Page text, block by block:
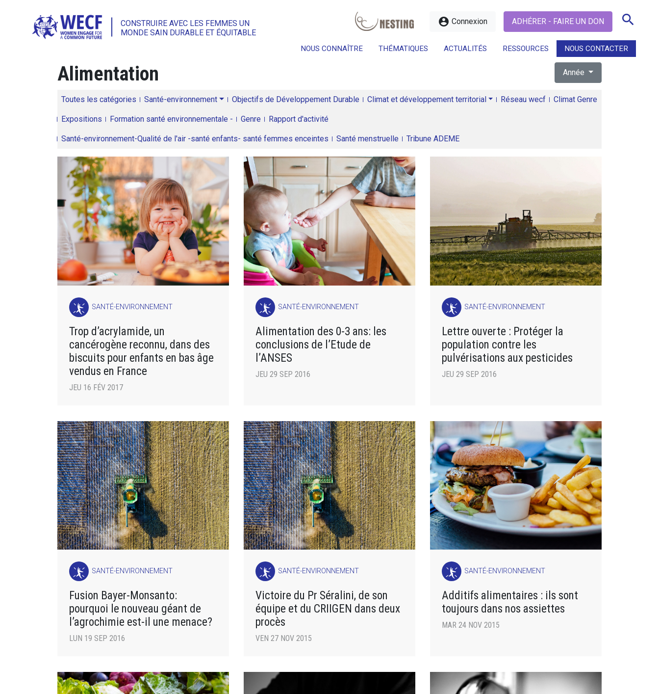
CONSTRUIRE AVEC LES FEMMES UN
MONDE SAIN DURABLE ET ÉQUITABLE
account_circle Connexion ADHÉRER - FAIRE UN DON search
NOUS CONNAÎTRE THÉMATIQUES ACTUALITÉS RESSOURCES NOUS CONTACTER
search
Alimentation Année
Toutes les catégories Santé-environnement Objectifs de Développement Durable Climat et développement territorial Réseau wecf Climat Genre
Expositions Formation santé environnementale - Genre Rapport d'activité
Santé-environnement-Qualité de l'air -santé enfants- santé femmes enceintes Santé menstruelle Tribune ADEME
SANTÉ-ENVIRONNEMENT
Trop d’acrylamide, un
cancérogène reconnu, dans des
biscuits pour enfants en bas âge
vendus en France
JEU 16 FÉV 2017
SANTÉ-ENVIRONNEMENT
Alimentation des 0-3 ans: les
conclusions de l’Etude de
l’ANSES
JEU 29 SEP 2016
SANTÉ-ENVIRONNEMENT
Lettre ouverte : Protéger la
population contre les
pulvérisations aux pesticides
JEU 29 SEP 2016
SANTÉ-ENVIRONNEMENT
Fusion Bayer-Monsanto:
pourquoi le nouveau géant de
l’agrochimie est-il une menace?
LUN 19 SEP 2016
SANTÉ-ENVIRONNEMENT
Victoire du Pr Séralini, de son
équipe et du CRIIGEN dans deux
procès
VEN 27 NOV 2015
SANTÉ-ENVIRONNEMENT
Additifs alimentaires : ils sont
toujours dans nos assiettes
MAR 24 NOV 2015